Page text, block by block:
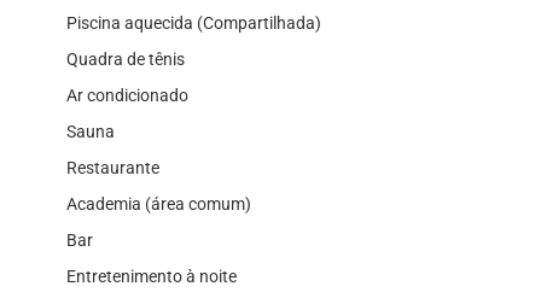
Piscina aquecida (Compartilhada)
Quadra de tênis
Ar condicionado
Sauna
Restaurante
Academia (área comum)
Bar
Entretenimento à noite